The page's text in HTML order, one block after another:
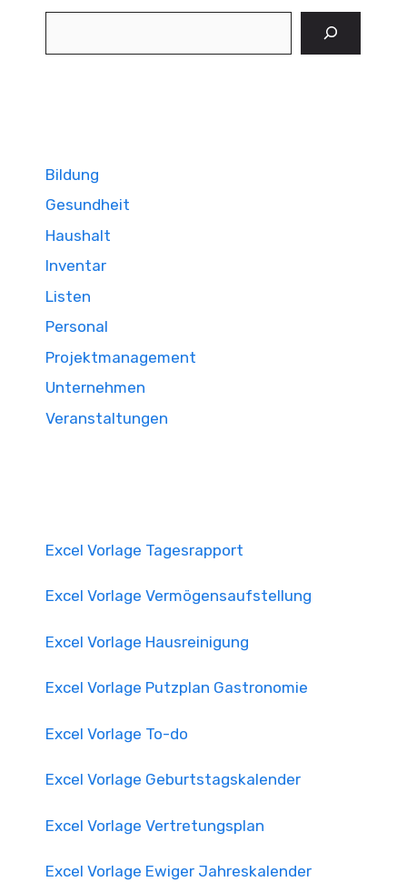
Bildung
Gesundheit
Haushalt
Inventar
Listen
Personal
Projektmanagement
Unternehmen
Veranstaltungen
Excel Vorlage Tagesrapport
Excel Vorlage Vermögensaufstellung
Excel Vorlage Hausreinigung
Excel Vorlage Putzplan Gastronomie
Excel Vorlage To-do
Excel Vorlage Geburtstagskalender
Excel Vorlage Vertretungsplan
Excel Vorlage Ewiger Jahreskalender